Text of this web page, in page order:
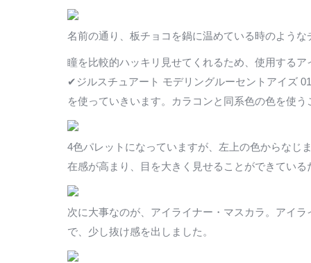
名前の通り、板チョコを鍋に温めている時のような
瞳を比較的ハッキリ見せてくれるため、使用するア
✔︎ジルスチュアート モデリングルーセントアイズ 01
を使っていきいます。カラコンと同系色の色を使
4色パレットになっていますが、左上の色からなじ
在感が高まり、目を大きく見せることができてい
次に大事なのが、アイライナー・マスカラ。アイ
で、少し抜け感を出しました。